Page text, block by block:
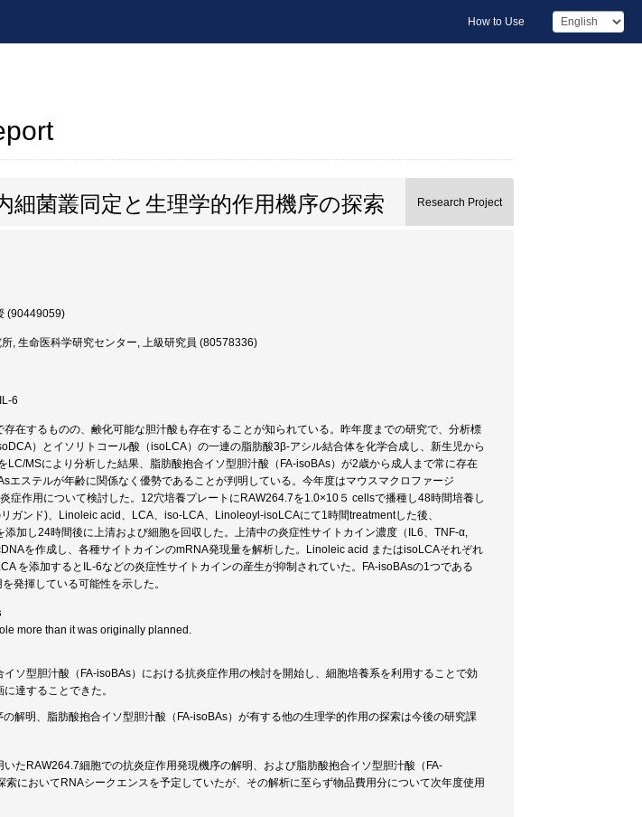
How to Use
菌叢同定と生理学的作用機序の探索 Research Project
(90449059)
, 生命医科学研究センター, 上級研究員 (80578336)
6
在するものの、鹸化可能な胆汁酸も存在することが知られている。昨年度までの研究で、分析標
）とイソリトコール酸（isoLCA）の一連の脂肪酸3β-アシル結合体を化学合成し、新生児から
LC/MSにより分析した結果、脂肪酸抱合イソ型胆汁酸（FA-isoBAs）が2歳から成人まで常に存在
エステルが年齢に関係なく優勢であることが判明している。今年度はマウスマクロファージ
症作用について検討した。12穴培養プレートにRAW264.7を1.0×10５ cellsで播種し48時間培養し
ガンド)、Linoleic acid、LCA、iso-LCA、Linoleoyl-isoLCAにて1時間treatmentした後、
加し24時間後に上清および細胞を回収した。上清中の炎症性サイトカイン濃度（IL6、TNF-α,
を作成し、各種サイトカインのmRNA発現量を解析した。Linoleic acid またはisoLCAそれぞれ
を添加するとIL-6などの炎症性サイトカインの産生が抑制されていた。FA-isoBAsの1つである
発揮している可能性を示した。
more than it was originally planned.
ソ型胆汁酸（FA-isoBAs）における抗炎症作用の検討を開始し、細胞培養系を利用することで効
達することできた。
解明、脂肪酸抱合イソ型胆汁酸（FA-isoBAs）が有する他の生理学的作用の探索は今後の研究課
たRAW264.7細胞での抗炎症作用発現機序の解明、および脂肪酸抱合イソ型胆汁酸（FA-
においてRNAシークエンスを予定していたが、その解析に至らず物品費用分について次年度使用